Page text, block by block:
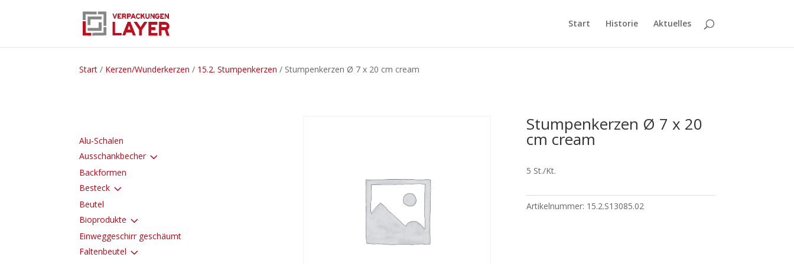
Start Historie Aktuelles
Start / Kerzen/Wunderkerzen / 15.2. Stumpenkerzen / Stumpenkerzen Ø 7 x 20 cm cream
Alu-Schalen
Ausschankbecher3
Backformen
Besteck 3
Beutel
Bioprodukte 3
Einweggeschirr geschäumt
Faltenbeutel 3
Stumpenkerzen Ø 7 x 20
cm cream
5 St./Kt.
Artikelnummer: 15.2.S13085.02